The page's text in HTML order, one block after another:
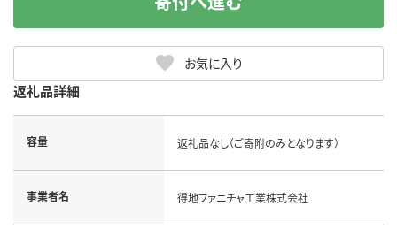
お気に入り
返礼品詳細
容量 返礼品なし（ご寄附のみとなります）
事業者名 得地ファニチャ工業株式会社